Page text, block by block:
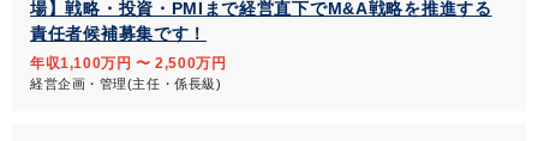
場】戦略・投資・PMIまで経営直下でM&A戦略を推進する
責任者候補募集です！
年収1,100万円 〜 2,500万円
経営企画・管理(主任・係長級)